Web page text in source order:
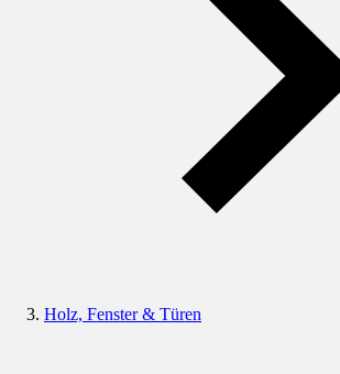
Holz, Fenster & Türen